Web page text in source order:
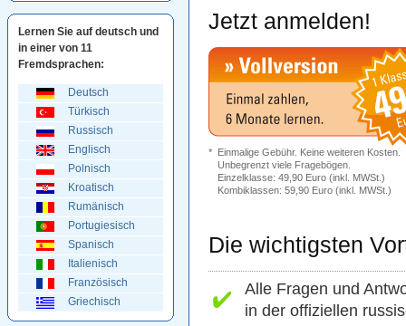
Lernen Sie auf deutsch und
in einer von 11
Fremdsprachen:
Deutsch
Türkisch
Russisch
Englisch
Polnisch
Kroatisch
Rumänisch
Portugiesisch
Spanisch
Italienisch
Französisch
Griechisch
Jetzt anmelden!
* Einmalige Gebühr. Keine weiteren Kosten.
Unbegrenzt viele Fragebögen.
Einzelklasse: 49,90 Euro (inkl. MWSt.)
Kombiklassen: 59,90 Euro (inkl. MWSt.)
Die wichtigsten
Alle Fragen und
in der offiziellen